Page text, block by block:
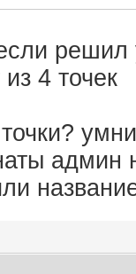
решил
из 4 точек
админ